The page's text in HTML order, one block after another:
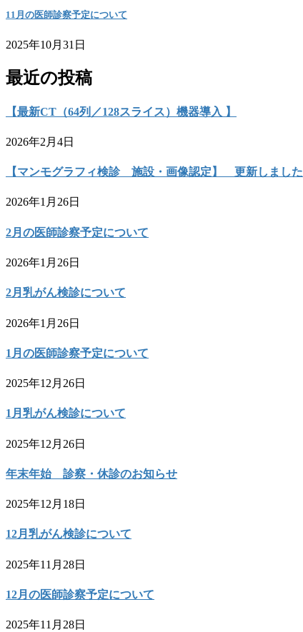
11月の医師診察予定について
2025年10月31日
最近の投稿
【最新CT（64列／128スライス）機器導入 】
2026年2月4日
【マンモグラフィ検診 施設・画像認定】 更新しました
2026年1月26日
2月の医師診察予定について
2026年1月26日
2月乳がん検診について
2026年1月26日
1月の医師診察予定について
2025年12月26日
1月乳がん検診について
2025年12月26日
年末年始 診察・休診のお知らせ
2025年12月18日
12月乳がん検診について
2025年11月28日
12月の医師診察予定について
2025年11月28日